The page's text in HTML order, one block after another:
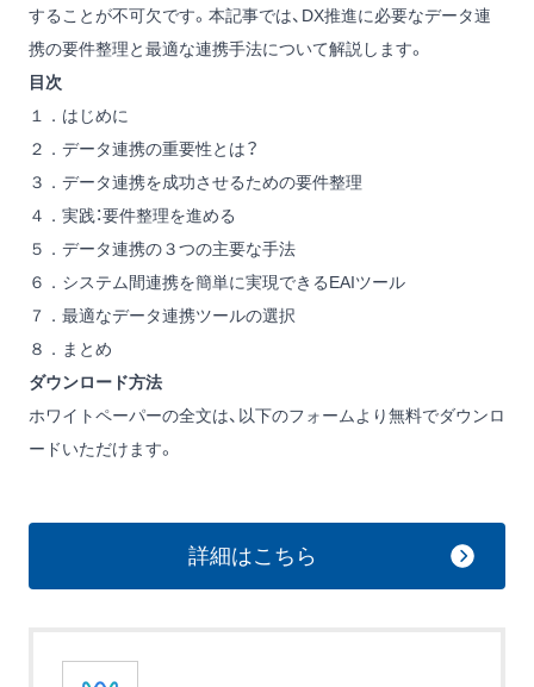
することが不可欠です。本記事では、DX推進に必要なデータ連
携の要件整理と最適な連携手法について解説します。
目次
１．はじめに
２．データ連携の重要性とは？
３．データ連携を成功させるための要件整理
４．実践：要件整理を進める
５．データ連携の３つの主要な手法
６．システム間連携を簡単に実現できるEAIツール
７．最適なデータ連携ツールの選択
８．まとめ
ダウンロード方法
ホワイトペーパーの全文は、以下のフォームより無料でダウンロ
ードいただけます。
詳細はこちら